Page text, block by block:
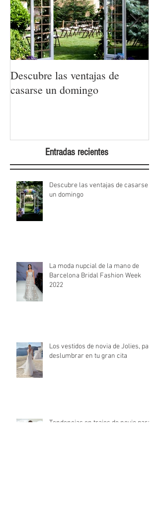
Descubre las ventajas de
casarse un domingo
Entradas recientes
Descubre las ventajas de casarse
un domingo
La moda nupcial de la mano de
Barcelona Bridal Fashion Week
2022
Los vestidos de novia de Jolies, para
deslumbrar en tu gran cita
Tendencias en trajes de novio para